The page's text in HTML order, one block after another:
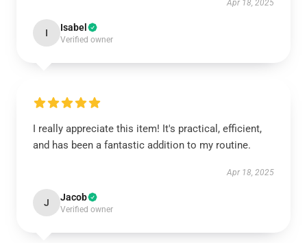
Apr 18, 2025
I Isabel
Verified owner
I really appreciate this item! It's practical, efficient,
and has been a fantastic addition to my routine.
Apr 18, 2025
J Jacob
Verified owner